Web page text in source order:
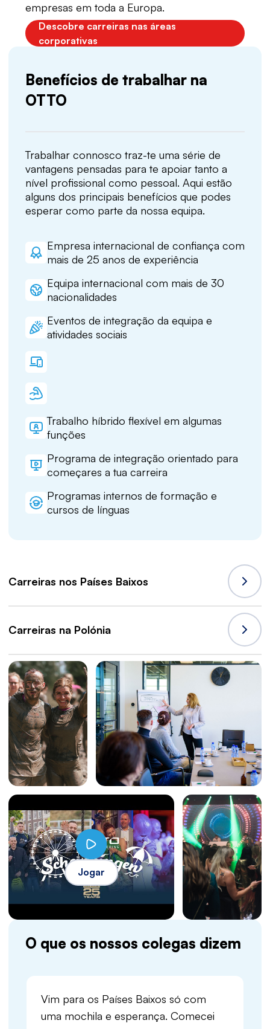
empresas em toda a Europa.
Descobre carreiras nas áreas
corporativas
Benefícios de trabalhar na
OTTO
Trabalhar connosco traz-te uma série de
vantagens pensadas para te apoiar tanto a
nível profissional como pessoal. Aqui estão
alguns dos principais benefícios que podes
esperar como parte da nossa equipa.
Empresa internacional de confiança com
mais de 25 anos de experiência
Equipa internacional com mais de 30
nacionalidades
Eventos de integração da equipa e
atividades sociais
Trabalho híbrido flexível em algumas
funções
Programa de integração orientado para
começares a tua carreira
Programas internos de formação e
cursos de línguas
Carreiras nos Países Baixos
Carreiras na Polónia
Jogar
O que os nossos colegas dizem
Vim para os Países Baixos só com
uma mochila e esperança. Comecei